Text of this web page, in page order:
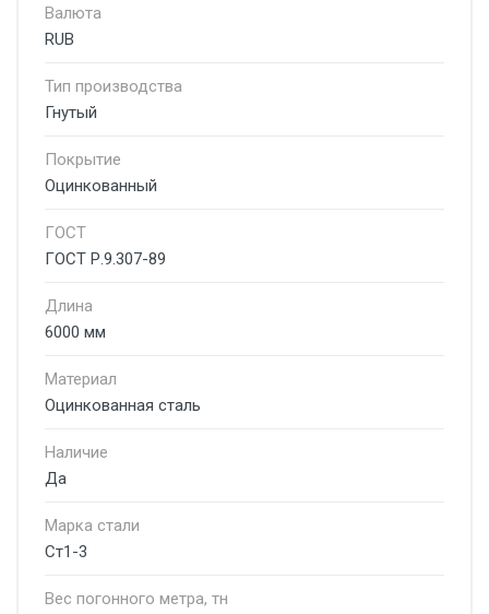
Валюта
RUB
Тип производства
Гнутый
Покрытие
Оцинкованный
ГОСТ
ГОСТ Р.9.307-89
Длина
6000 мм
Материал
Оцинкованная сталь
Наличие
Да
Марка стали
Ст1-3
Вес погонного метра, тн